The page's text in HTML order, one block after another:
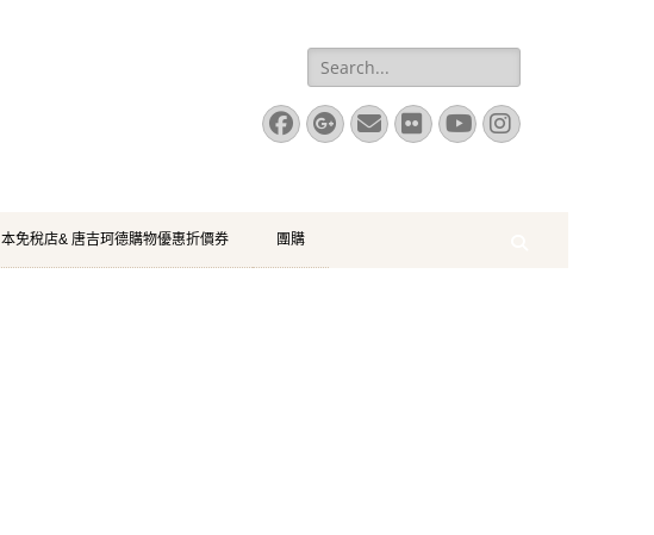
Search
for:
Facebook
Googleplus
EmailFlickrYouTube
Instagram
免稅店& 唐吉珂德購物優惠折價券 團購